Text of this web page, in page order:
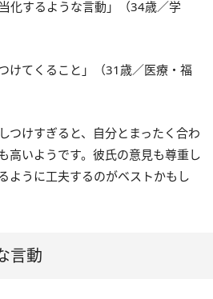
化するような言動」（34歳／学
けてくること」（31歳／医療・福
つけすぎると、自分とまったく合わ
高いようです。彼氏の意見も尊重し
ように工夫するのがベストかもし
言動